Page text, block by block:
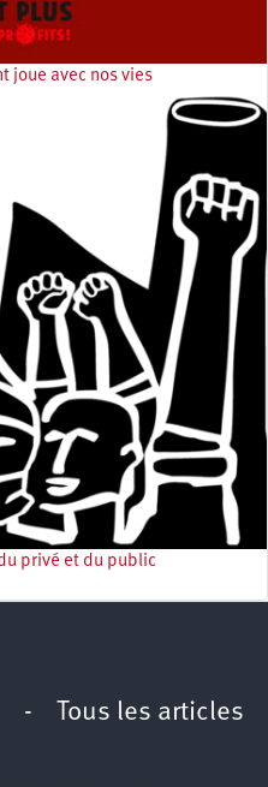
joue avec nos vies
privé et du public
-
Tous les articles